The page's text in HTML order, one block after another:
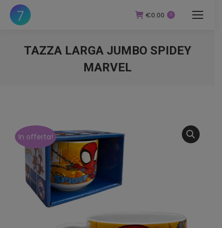
€0.00 0
TAZZA LARGA JUMBO SPIDEY
MARVEL
In offerta!